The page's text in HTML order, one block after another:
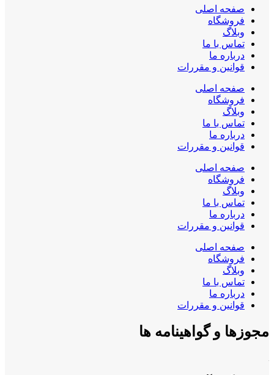
صفحه اصلی
فروشگاه
وبلاگ
تماس با ما
درباره ما
قوانین و مقررات
صفحه اصلی
فروشگاه
وبلاگ
تماس با ما
درباره ما
قوانین و مقررات
صفحه اصلی
فروشگاه
وبلاگ
تماس با ما
درباره ما
قوانین و مقررات
صفحه اصلی
فروشگاه
وبلاگ
تماس با ما
درباره ما
قوانین و مقررات
مجوزها و گواهینامه ها